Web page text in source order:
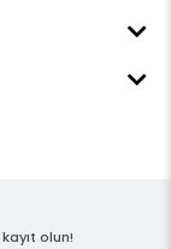
olun!